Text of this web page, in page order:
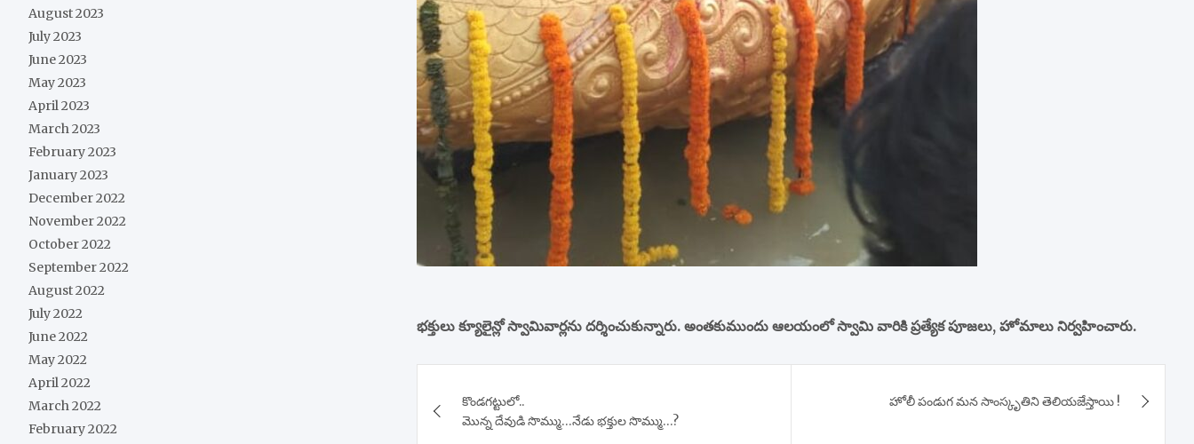
భక్తులు క్యూలైన్లో స్వామివార్లను దర్శించుకున్నారు. అంతకుముందు ఆలయంలో స్వామి వారికి ప్రత్యేక పూజలు, హోమాలు నిర్వహించారు.
navigation
కొండగట్టులో..
మొన్న దేవుడి సొమ్ము…నేడు భక్తుల సొమ్ము…?
హోలీ పండుగ మన సాంస్కృతిని తెలియజేస్తాయి !
August 2023
July 2023
June 2023
May 2023
April 2023
March 2023
February 2023
January 2023
December 2022
November 2022
October 2022
September 2022
August 2022
July 2022
June 2022
May 2022
April 2022
March 2022
February 2022